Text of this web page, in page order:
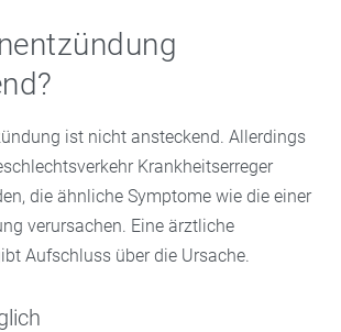
– eine definierte Wirkstoffmenge
Aminosäure Methionin wiederum
sodass sich die Blase
kann.
ist nicht ansteckend. Allerdings
Krankheitserreger
die ähnliche Symptome wie die einer
verursachen. Eine ärztliche
Aufschluss über die Ursache.